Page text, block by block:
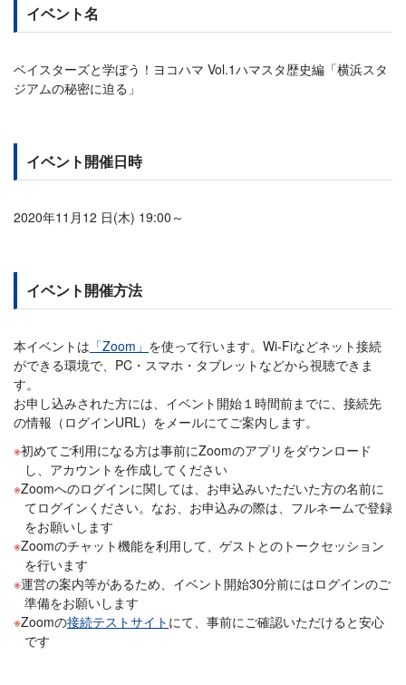
イベント名
ベイスターズと学ぼう！ヨコハマ Vol.1ハマスタ歴史編「横浜スタ
ジアムの秘密に迫る」
イベント開催日時
2020年11月12 日(木) 19:00～
イベント開催方法
本イベントは 「Zoom」 を使って行います。Wi-Fiなどネット接続
ができる環境で、PC・スマホ・タブレットなどから視聴できま
す。
お申し込みされた方には、イベント開始１時間前までに、接続先
の情報（ログインURL）をメールにてご案内します。
初めてご利用になる方は事前にZoomのアプリをダウンロード
し、アカウントを作成してください
Zoomへのログインに関しては、お申込みいただいた方の名前に
てログインください。なお、お申込みの際は、フルネームで登録
をお願いします
Zoomのチャット機能を利用して、ゲストとのトークセッション
を行います
運営の案内等があるため、イベント開始30分前にはログインのご
準備をお願いします
Zoomの接続テストサイト にて、事前にご確認いただけると安心
です